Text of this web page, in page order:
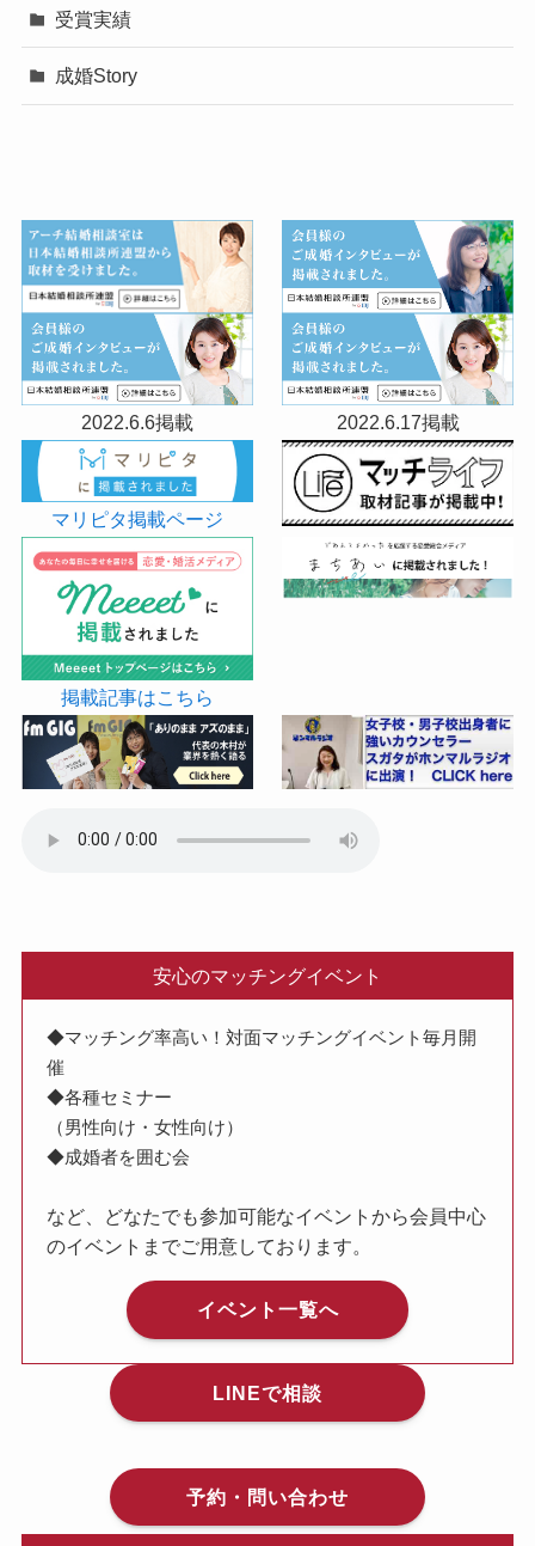
受賞実績
成婚Story
2022.6.6掲載 2022.6.17掲載
マリピタ掲載ページ
掲載記事はこちら
安心のマッチングイベント
◆マッチング率高い！対面マッチングイベント毎月開
催
◆各種セミナー
（男性向け・女性向け）
◆成婚者を囲む会
など、どなたでも参加可能なイベントから会員中心
のイベントまでご用意しております。
イベント一覧へ
LINEで相談
予約・問い合わせ